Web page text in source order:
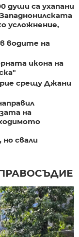
души са ухапани
усложнение,
водите на
икона на
срещу Джани
на
свали